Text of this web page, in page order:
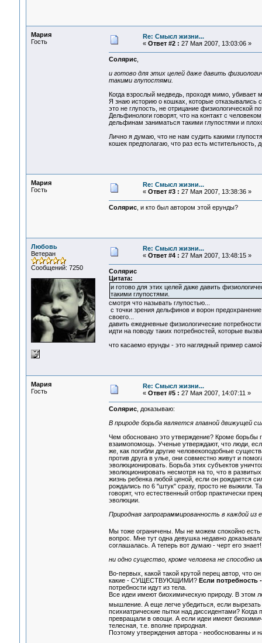
Мария
Гость
Re: Смысл жизни...
« Ответ #2 : 27 Мая 2007, 13:03:06 »
Солярис,
и готово для этих целей даже давить
такими глупостями.
Когда взрослый медведь, проходя мимо, убивает
Я знаю историю о кошках, которые отказывались
это не глупость, не отрицание физиологической
Дельфинологи говорят, что на контакт с
дельфинам заниматься такими глупостями и
Лично я думаю, что не нам судить какими
кошек предполагаю, что раз есть мстительность,
Мария
Гость
Re: Смысл жизни...
« Ответ #3 : 27 Мая 2007, 13:38:36 »
Солярис, и кто был автором этой ерунды?
Любовь
Ветеран
Сообщений: 7250
Re: Смысл жизни...
« Ответ #4 : 27 Мая 2007, 13:48:15 »
Солярис
Цитата:
и готово для этих целей даже давить
такими глупостями.
смотря что называть глупостью...
с точки зрения дельфинов и ворон
своего...
давить ежедневные физиологические
идти на поводу таких потребностей, которые
что касаемо ерунды - это наглядный пример
Мария
Гость
Re: Смысл жизни...
« Ответ #5 : 27 Мая 2007, 14:07:11 »
Солярис, доказываю:
В природе борьба является главной движущей
Чем обосновано это утверждение? Кроме
взаимопомощь. Ученые утверждают, что люди,
же, как погибли другие человекоподобные
против друга в улье, они совместно живут и
эволюционировать. Борьба этих субъектов
эволюционировать несмотря на то, что в
жизнь ребенка любой ценой, если он рождается
рождались по 6 "штук" сразу, просто не выжили.
говорят, что естественный отбор практически
эволюции.
Природная запрограммированность в каждой
Мы тоже ограничены. Мы не можем спокойно
вопрос. Мне тут одна девушка недавно
соглашалась. А теперь вот думаю - черт его знает!
ни одно существо, кроме человека не
Во-первых, какой такой крутой перец автор,
какие - СУЩЕСТВУЮЩИМИ? Если
потребности идут из тела.
Все идеи имеют биохимическую природу. В этом
мышление. А еще легче убедиться, если
психиатрические пытки над диссидентами?
превращали в овощи. А если идеи имеют
телесная, т.е. вполне природная.
Поэтому утверждения автора - необоснованны и